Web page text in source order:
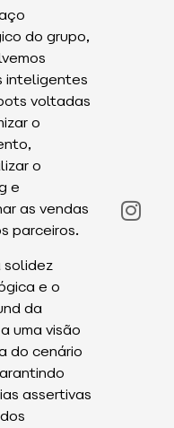
do grupo,
inteligentes
voltadas
o
o
e
as vendas
parceiros.
solidez
e o
da
uma visão
do cenário
assertivas